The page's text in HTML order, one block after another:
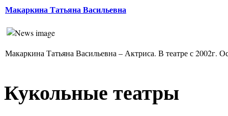
Макаркина Татьяна Васильевна
Макаркина Татьяна Васильевна – Актриса. В театре с 2002г.
Кукольные театры